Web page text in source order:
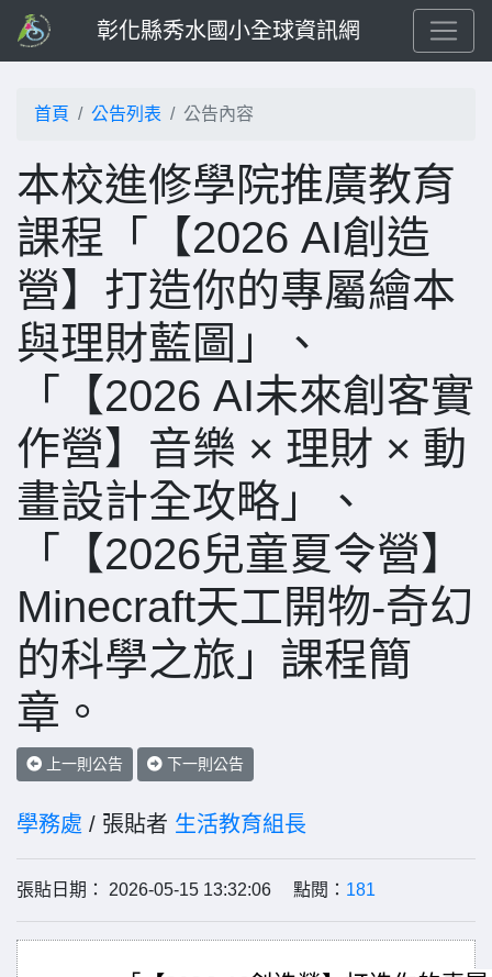
彰化縣秀水國小全球資訊網
首頁 公告列表 公告內容
本校進修學院推廣教育
課程「【2026 AI創造
營】打造你的專屬繪本
與理財藍圖」、
「【2026 AI未來創客實
作營】音樂 × 理財 × 動
畫設計全攻略」、
「【2026兒童夏令營】
Minecraft天工開物-奇幻
的科學之旅」課程簡
章。
上一則公告 下一則公告
學務處 / 張貼者 生活教育組長
張貼日期： 2026-05-15 13:32:06 點閱： 181